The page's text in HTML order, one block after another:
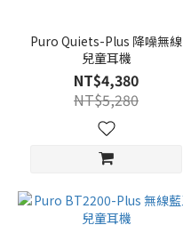
Puro Quiets-Plus 降噪無線
兒童耳機
NT$4,380
NT$5,280